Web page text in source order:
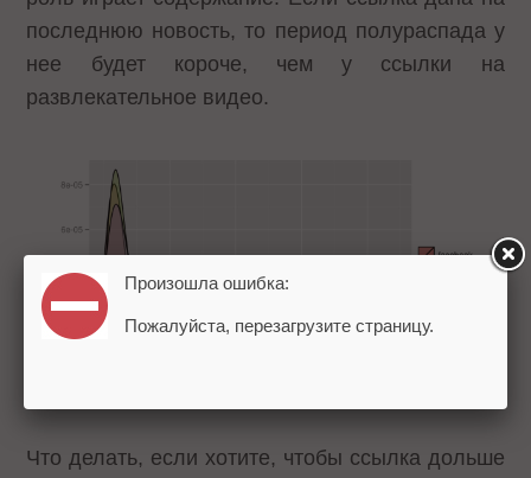
последнюю новость, то период полураспада у
нее будет короче, чем у ссылки на
развлекательное видео.
Что делать, если хотите, чтобы ссылка дольше
Произошла ошибка:
Пожалуйста, перезагрузите страницу.